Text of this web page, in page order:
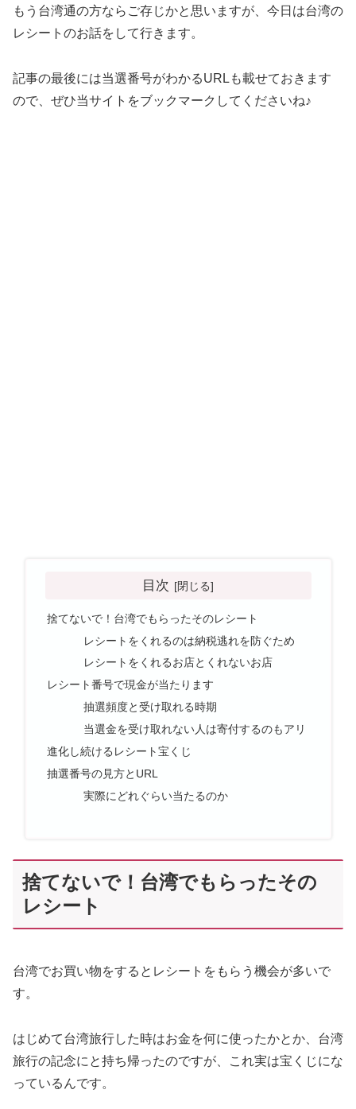
もう台湾通の方ならご存じかと思いますが、今日は台湾の
レシートのお話をして行きます。
記事の最後には当選番号がわかるURLも載せておきます
ので、ぜひ当サイトをブックマークしてくださいね♪
目次
捨てないで！台湾でもらったそのレシート
レシートをくれるのは納税逃れを防ぐため
レシートをくれるお店とくれないお店
レシート番号で現金が当たります
抽選頻度と受け取れる時期
当選金を受け取れない人は寄付するのもアリ
進化し続けるレシート宝くじ
抽選番号の見方とURL
実際にどれぐらい当たるのか
捨てないで！台湾でもらったその
レシート
台湾でお買い物をするとレシートをもらう機会が多いで
す。
はじめて台湾旅行した時はお金を何に使ったかとか、台湾
旅行の記念にと持ち帰ったのですが、これ実は宝くじにな
っているんです。